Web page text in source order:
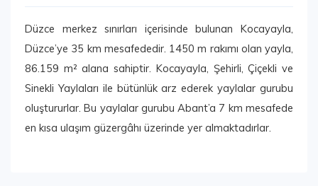
Düzce merkez sınırları içerisinde bulunan Kocayayla,
Düzce’ye 35 km mesafededir. 1450 m rakımı olan yayla,
86.159 m² alana sahiptir. Kocayayla, Şehirli, Çiçekli ve
Sinekli Yaylaları ile bütünlük arz ederek yaylalar gurubu
oluştururlar. Bu yaylalar gurubu Abant’a 7 km mesafede
en kısa ulaşım güzergâhı üzerinde yer almaktadırlar.